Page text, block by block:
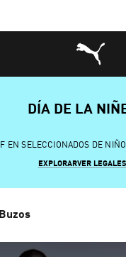
DÍA DE LA
EN SELECCIONADOS DE
EXPLORARVER LEGALES